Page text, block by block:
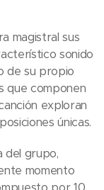
magistral sus
sonido
de su propio
que componen
exploran
únicas.
del grupo,
momento